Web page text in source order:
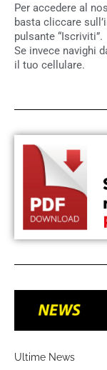
Per accedere al
basta cliccare
pulsante “Iscriviti”.
Se invece navighi
il tuo cellulare.
Ultime News